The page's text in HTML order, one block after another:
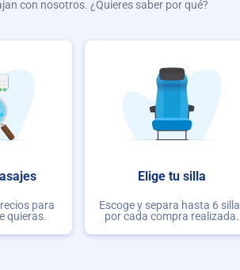
con nosotros. ¿Quieres saber por qué?
para
quieras.
Elige tu silla
Escoge y separa hasta 6
por cada compra realizada.